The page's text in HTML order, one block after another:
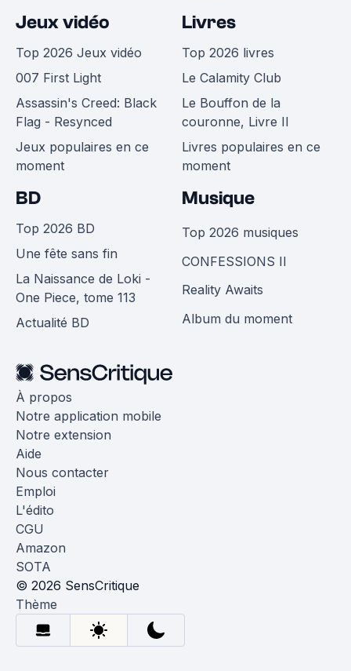
Jeux vidéo
Top 2026 Jeux vidéo
007 First Light
Assassin's Creed: Black
Flag - Resynced
Jeux populaires en ce
moment
Livres
Top 2026 livres
Le Calamity Club
Le Bouffon de la
couronne, Livre II
Livres populaires en ce
moment
BD
Top 2026 BD
Une fête sans fin
La Naissance de Loki -
One Piece, tome 113
Actualité BD
Musique
Top 2026 musiques
CONFESSIONS II
Reality Awaits
Album du moment
À propos
Notre application mobile
Notre extension
Aide
Nous contacter
Emploi
L'édito
CGU
Amazon
SOTA
© 2026 SensCritique
Thème